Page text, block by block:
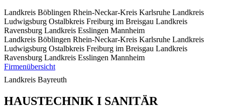
Landkreis Böblingen Rhein-Neckar-Kreis Karlsruhe Landkreis
Ludwigsburg Ostalbkreis Freiburg im Breisgau Landkreis
Ravensburg Landkreis Esslingen Mannheim
Landkreis Böblingen Rhein-Neckar-Kreis Karlsruhe Landkreis
Ludwigsburg Ostalbkreis Freiburg im Breisgau Landkreis
Ravensburg Landkreis Esslingen Mannheim
Firmenübersicht
Landkreis Bayreuth
HAUSTECHNIK I SANITÄR